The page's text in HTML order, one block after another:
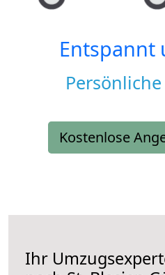
Entspannt
Kostenlose
Ihr